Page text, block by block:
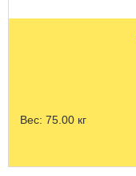
Вес: 75.00 кг